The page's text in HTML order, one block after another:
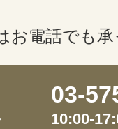
お電話でも
03-
10:00-